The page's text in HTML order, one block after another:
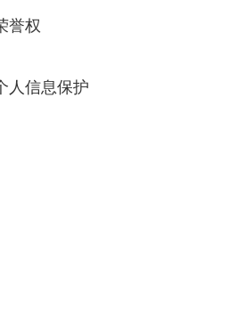
权
信息保护